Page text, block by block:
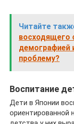
Читайте
восходящего
демографией
проблему?
Воспитание
Дети в Японии
ориентированной